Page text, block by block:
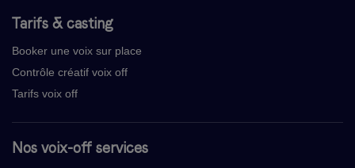
Tarifs & casting
Booker une voix sur place
Contrôle créatif voix off
Tarifs voix off
Nos voix-off services